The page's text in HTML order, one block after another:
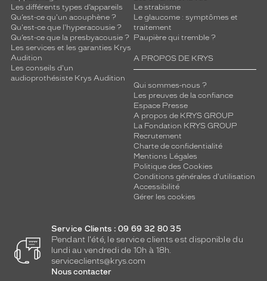
Les différents types d’appareils
Qu’est-ce qu'un acouphène ?
Qu'est-ce que l'hyperacousie ?
Qu’est-ce que la presbyacousie ?
Les services et les garanties Krys
Audition
Les conseils d'un
audioprothésiste Krys Audition
Le strabisme
Le glaucome : symptômes et
traitement
Paupière qui tremble ?
A PROPOS DE KRYS
Qui sommes-nous ?
Les preuves de la confiance
Espace Presse
A propos de KRYS GROUP
La Fondation KRYS GROUP
Recrutement
Charte de confidentialité
Mentions Légales
Politique des Cookies
Conditions générales d'utilisation
Accessibilité
Gérer les cookies
Service Clients : 09 69 32 80 35
Pendant l'été, le service clients est disponible du
lundi au vendredi de 10h à 18h.
serviceclients@krys.com
Nous contacter